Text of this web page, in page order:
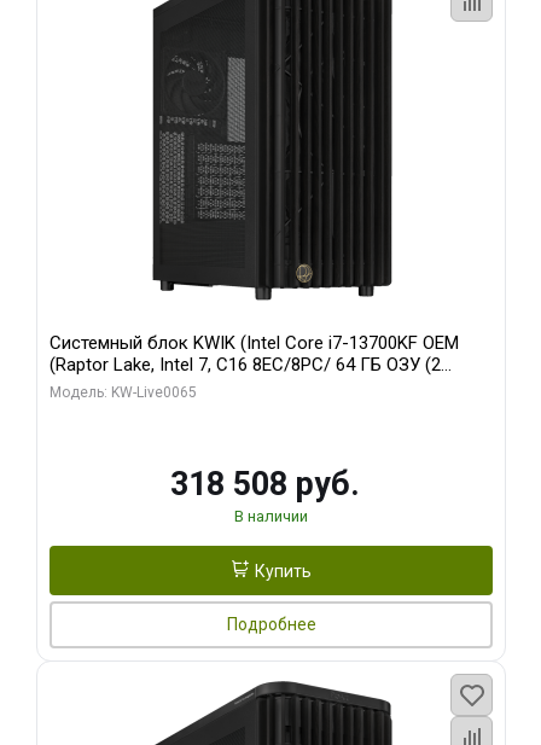
Системный блок KWIK (Intel Core i7-13700KF OEM
(Raptor Lake, Intel 7, C16 8EC/8PC/ 64 ГБ ОЗУ (2
модуля)/ ASUS RTX5080 PROART OC 16GB GDDR7
Модель: KW-Live0065
318 508 руб.
В наличии
Купить
Подробнее